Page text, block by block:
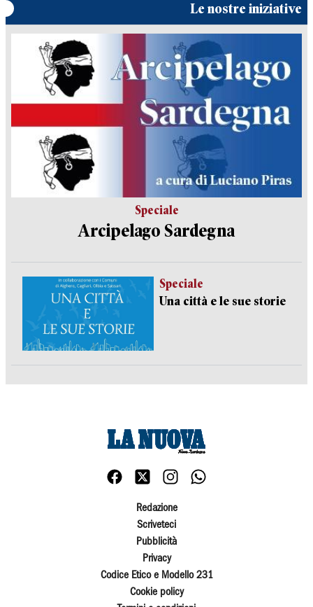
Le nostre iniziative
Speciale
Arcipelago Sardegna
Speciale
Una città e le sue storie
Redazione
Scriveteci
Pubblicità
Privacy
Codice Etico e Modello 231
Cookie policy